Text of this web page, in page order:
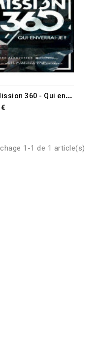
D
VD Mission 360 - Qui enverrai-je ?
1-1 de 1 article(s)